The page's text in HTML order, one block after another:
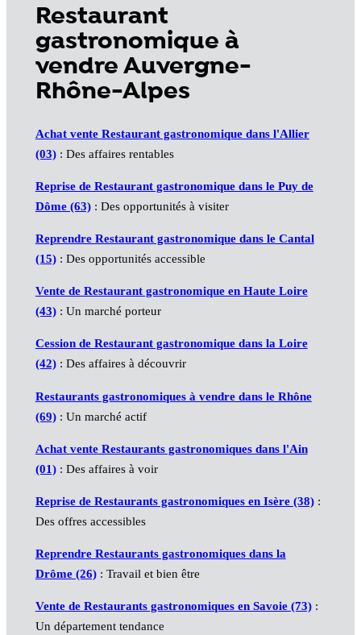
Restaurant
gastronomique à
vendre Auvergne-
Rhône-Alpes
Achat vente Restaurant gastronomique dans l'Allier
(03): Des affaires rentables
Reprise de Restaurant gastronomique dans le Puy de
Dôme (63): Des opportunités à visiter
Reprendre Restaurant gastronomique dans le Cantal
(15): Des opportunités accessible
Vente de Restaurant gastronomique en Haute Loire
(43): Un marché porteur
Cession de Restaurant gastronomique dans la Loire
(42): Des affaires à découvrir
Restaurants gastronomiques à vendre dans le Rhône
(69): Un marché actif
Achat vente Restaurants gastronomiques dans l'Ain
(01): Des affaires à voir
Reprise de Restaurants gastronomiques en Isère (38):
Des offres accessibles
Reprendre Restaurants gastronomiques dans la
Drôme (26): Travail et bien être
Vente de Restaurants gastronomiques en Savoie (73):
Un département tendance